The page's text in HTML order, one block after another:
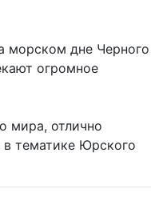
морском дне Черного
огромное
мира, отлично
тематике Юрского